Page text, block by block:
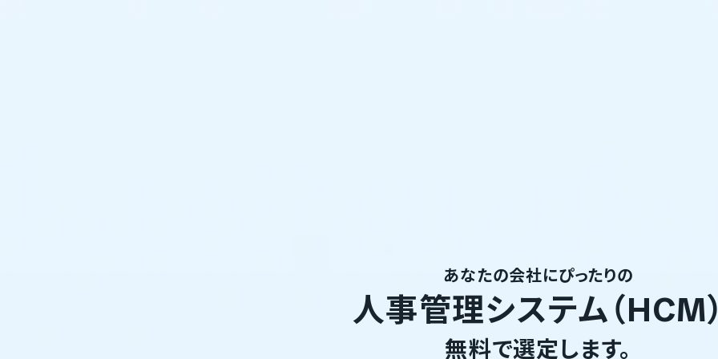
あなたの会社にぴったりの
人事管理システム（HCM
無料で選定します。